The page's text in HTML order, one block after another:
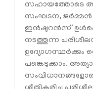
സഹായത്തോടെ
സംഘടന,
ഇന്‍ഷുറന്‍സ്
നടത്തുന്ന
ഉദ്യോഗസ്ഥര്‍ക്കും
പങ്കെടുക്കാം.